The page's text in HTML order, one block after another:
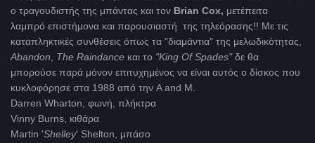
ο τραγουδιστής της μπάντας και τον Brian Cox, μετέπειτα
λαμπρό επιστήμονα και παρουσιαστή της τηλεόρασης!! Με τις
καταπληκτικές συνθέσεις όπως τα "διαμάντια" της μελωδικότητας,
Abandon, The Raindance και το "King Of Spades"δε θα
μπορούσε παρά μόνον επιτυχημένος να είναι αυτός ο δίσκος που
κυκλοφόρησε στα 1988 από την A and M.
Darren Wharton, φωνή, πλήκτρα
Vinny Burns, κιθάρα
Martin 'Shelley' Shelton, μπάσο